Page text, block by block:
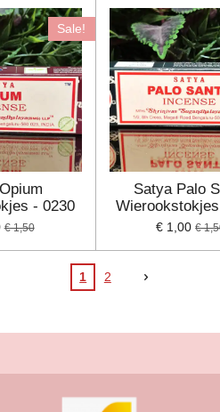
Sale!
- 0230
€ 1,50
Satya Palo
€ 1,00 €
1 2